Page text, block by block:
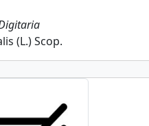
(L.) Scop.